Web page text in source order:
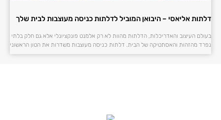
דלתות אליאסי – היבואן המוביל לדלתות כניסה מעוצבות לבית שלך
בעולם העיצוב והאדריכלות, הדלתות מהוות לא רק אלמנט פונקציונלי אלא גם חלק בלתי
נפרד מהזהות והאסתטיקה של הבית. דלתות כניסה מעוצבות משדרות את הטון הראשוני